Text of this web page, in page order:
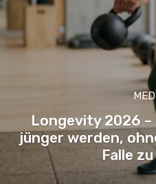
Longevity 2026 –
jünger werden,
Falle